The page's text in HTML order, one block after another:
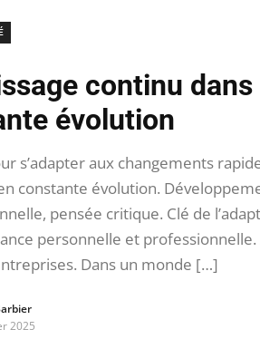
continu dans
évolution
s’adapter aux changements
constante évolution.
pensée critique. Clé de
personnelle et
Dans un monde […]
2025